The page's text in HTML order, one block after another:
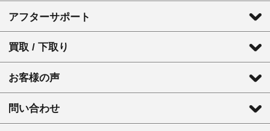
アフターサポート
買取 / 下取り
お客様の声
問い合わせ